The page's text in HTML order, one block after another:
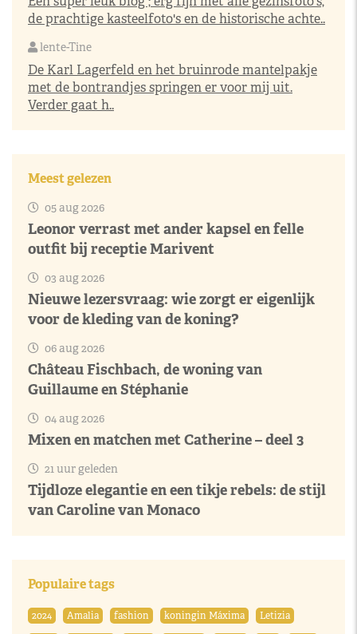
de prachtige kasteelfoto's en de historische achte..
lente-Tine
De Karl Lagerfeld en het bruinrode mantelpakje
met de bontrandjes springen er voor mij uit.
Verder gaat h..
Meest gelezen
05 aug 2026
Leonor verrast met ander kapsel en felle
outfit bij receptie Marivent
03 aug 2026
Nieuwe lezersvraag: wie zorgt er eigenlijk
voor de kleding van de koning?
06 aug 2026
Château Fischbach, de woning van
Guillaume en Stéphanie
04 aug 2026
Mixen en matchen met Catherine – deel 3
21 uur geleden
Tijdloze elegantie en een tikje rebels: de stijl
van Caroline van Monaco
Populaire tags
2024 Amalia fashion koningin Máxima
Letizia